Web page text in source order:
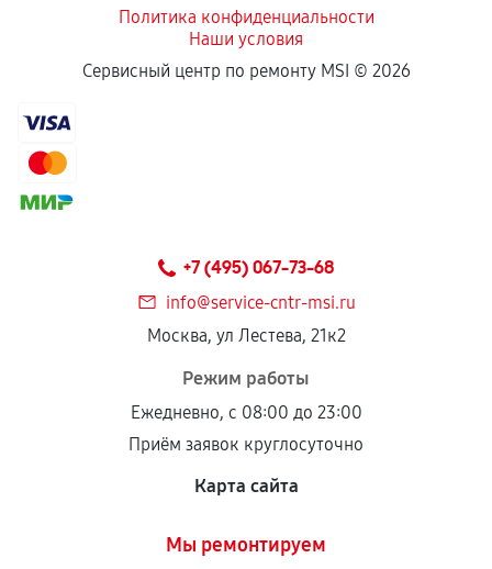
Политика конфиденциальности
Наши условия
Сервисный центр по ремонту MSI © 2026
+7 (495) 067-73-68
info@service-cntr-msi.ru
Москва, ул Лестева, 21к2
Режим работы
Ежедневно, с 08:00 до 23:00
Приём заявок круглосуточно
Карта сайта
Мы ремонтируем